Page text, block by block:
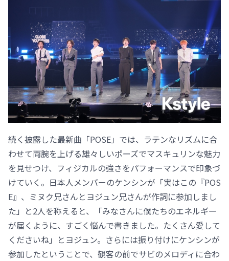
続く披露した最新曲「POSE」では、ラテンなリズムに合
わせて両腕を上げる雄々しいポーズでマスキュリンな魅力
を見せつけ、フィジカルの強さをパフォーマンスで印象づ
けていく。日本人メンバーのケンシンが「実はこの『POS
E』、ミヌク兄さんとヨジュン兄さんが作詞に参加しまし
た」と2人を称えると、「みなさんに僕たちのエネルギー
が届くように、すごく悩んで書きました。たくさん愛して
くださいね」とヨジュン。さらには振り付けにケンシンが
参加したということで、観客の前でサビのメロディに合わ